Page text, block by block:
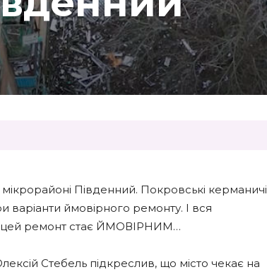
Південний. Покровські керманичі
ймовірного ремонту. І вся
цей ремонт стає ЙМОВІРНИМ…
Стебель підкреслив, що місто чекає на